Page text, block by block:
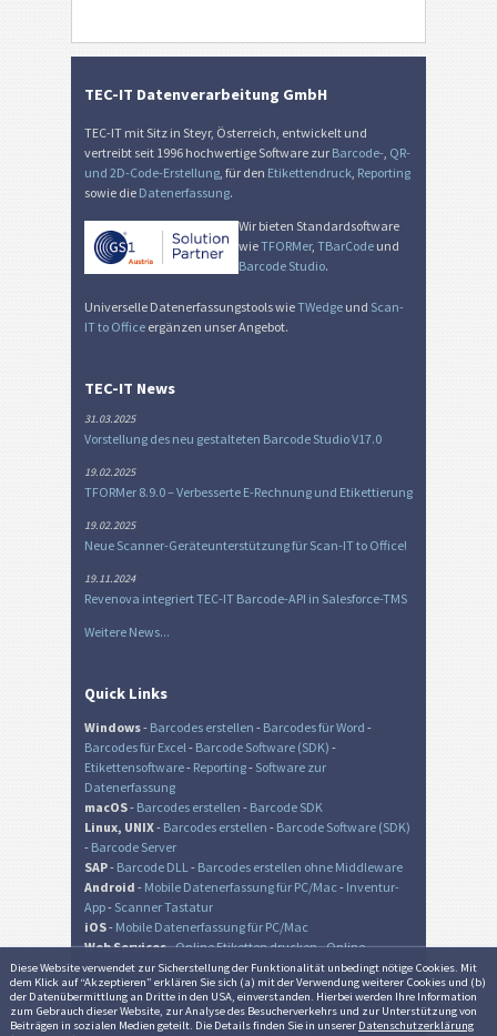
Diese Website verwendet zur Sicher­stellung der Funk­tionalität unbedingt nötige Cookies. Mit
dem Klick auf “Akzeptieren” erklären Sie sich (a) mit der Verwendung weiterer Cookies und (b)
der Daten­übermittlung an Dritte in den USA, einverstanden. Hierbei werden Ihre Information
zum Gebrauch dieser Website, zur Analyse des Besucher­verkehrs und zur Unter­stützung von
Beiträgen in sozialen Medien geteilt. Die Details finden Sie in unserer Datenschutzerklärung
TEC-IT Datenverarbeitung GmbH
TEC-IT mit Sitz in Steyr, Österreich, entwickelt und
vertreibt seit 1996 hochwertige Software zur Barcode-, QR-
und 2D-Code-Erstellung, für den Etikettendruck, Reporting
sowie die Datenerfassung.
Wir bieten Standardsoftware
wieTFORMer,TBarCode und
Barcode Studio.
Universelle Datenerfassungstools wieTWedge und Scan-
IT to Office ergänzen unser Angebot.
TEC-IT News
31.03.2025
Vorstellung des neu gestalteten Barcode Studio V17.0
19.02.2025
TFORMer 8.9.0 – Verbesserte E-Rechnung und Etikettierung
19.02.2025
Neue Scanner-Geräteunterstützung für Scan-IT to Office!
19.11.2024
Revenova integriert TEC-IT Barcode-API in Salesforce-TMS
Weitere News...
Quick Links
Windows- Barcodes erstellen - Barcodes für Word -
Barcodes für Excel- Barcode Software (SDK) -
Etikettensoftware- Reporting- Software zur
Datenerfassung
macOS- Barcodes erstellen - Barcode SDK
Linux, UNIX- Barcodes erstellen - Barcode Software (SDK)
- Barcode Server
SAP- Barcode DLL- Barcodes erstellen ohne Middleware
Android - Mobile Datenerfassung für PC/Mac - Inventur-
App- Scanner Tastatur
iOS- Mobile Datenerfassung für PC/Mac
Web Services-Online Etiketten drucken-Online
Barcode Generator-Online QR-Code Generator
© TEC-IT Datenverarbeitung GmbH, Austria